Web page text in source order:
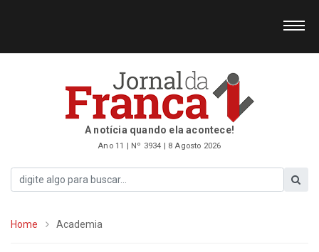
A notícia quando ela acontece!
Ano 11 | Nº 3934 | 8 Agosto 2026
Home Academia